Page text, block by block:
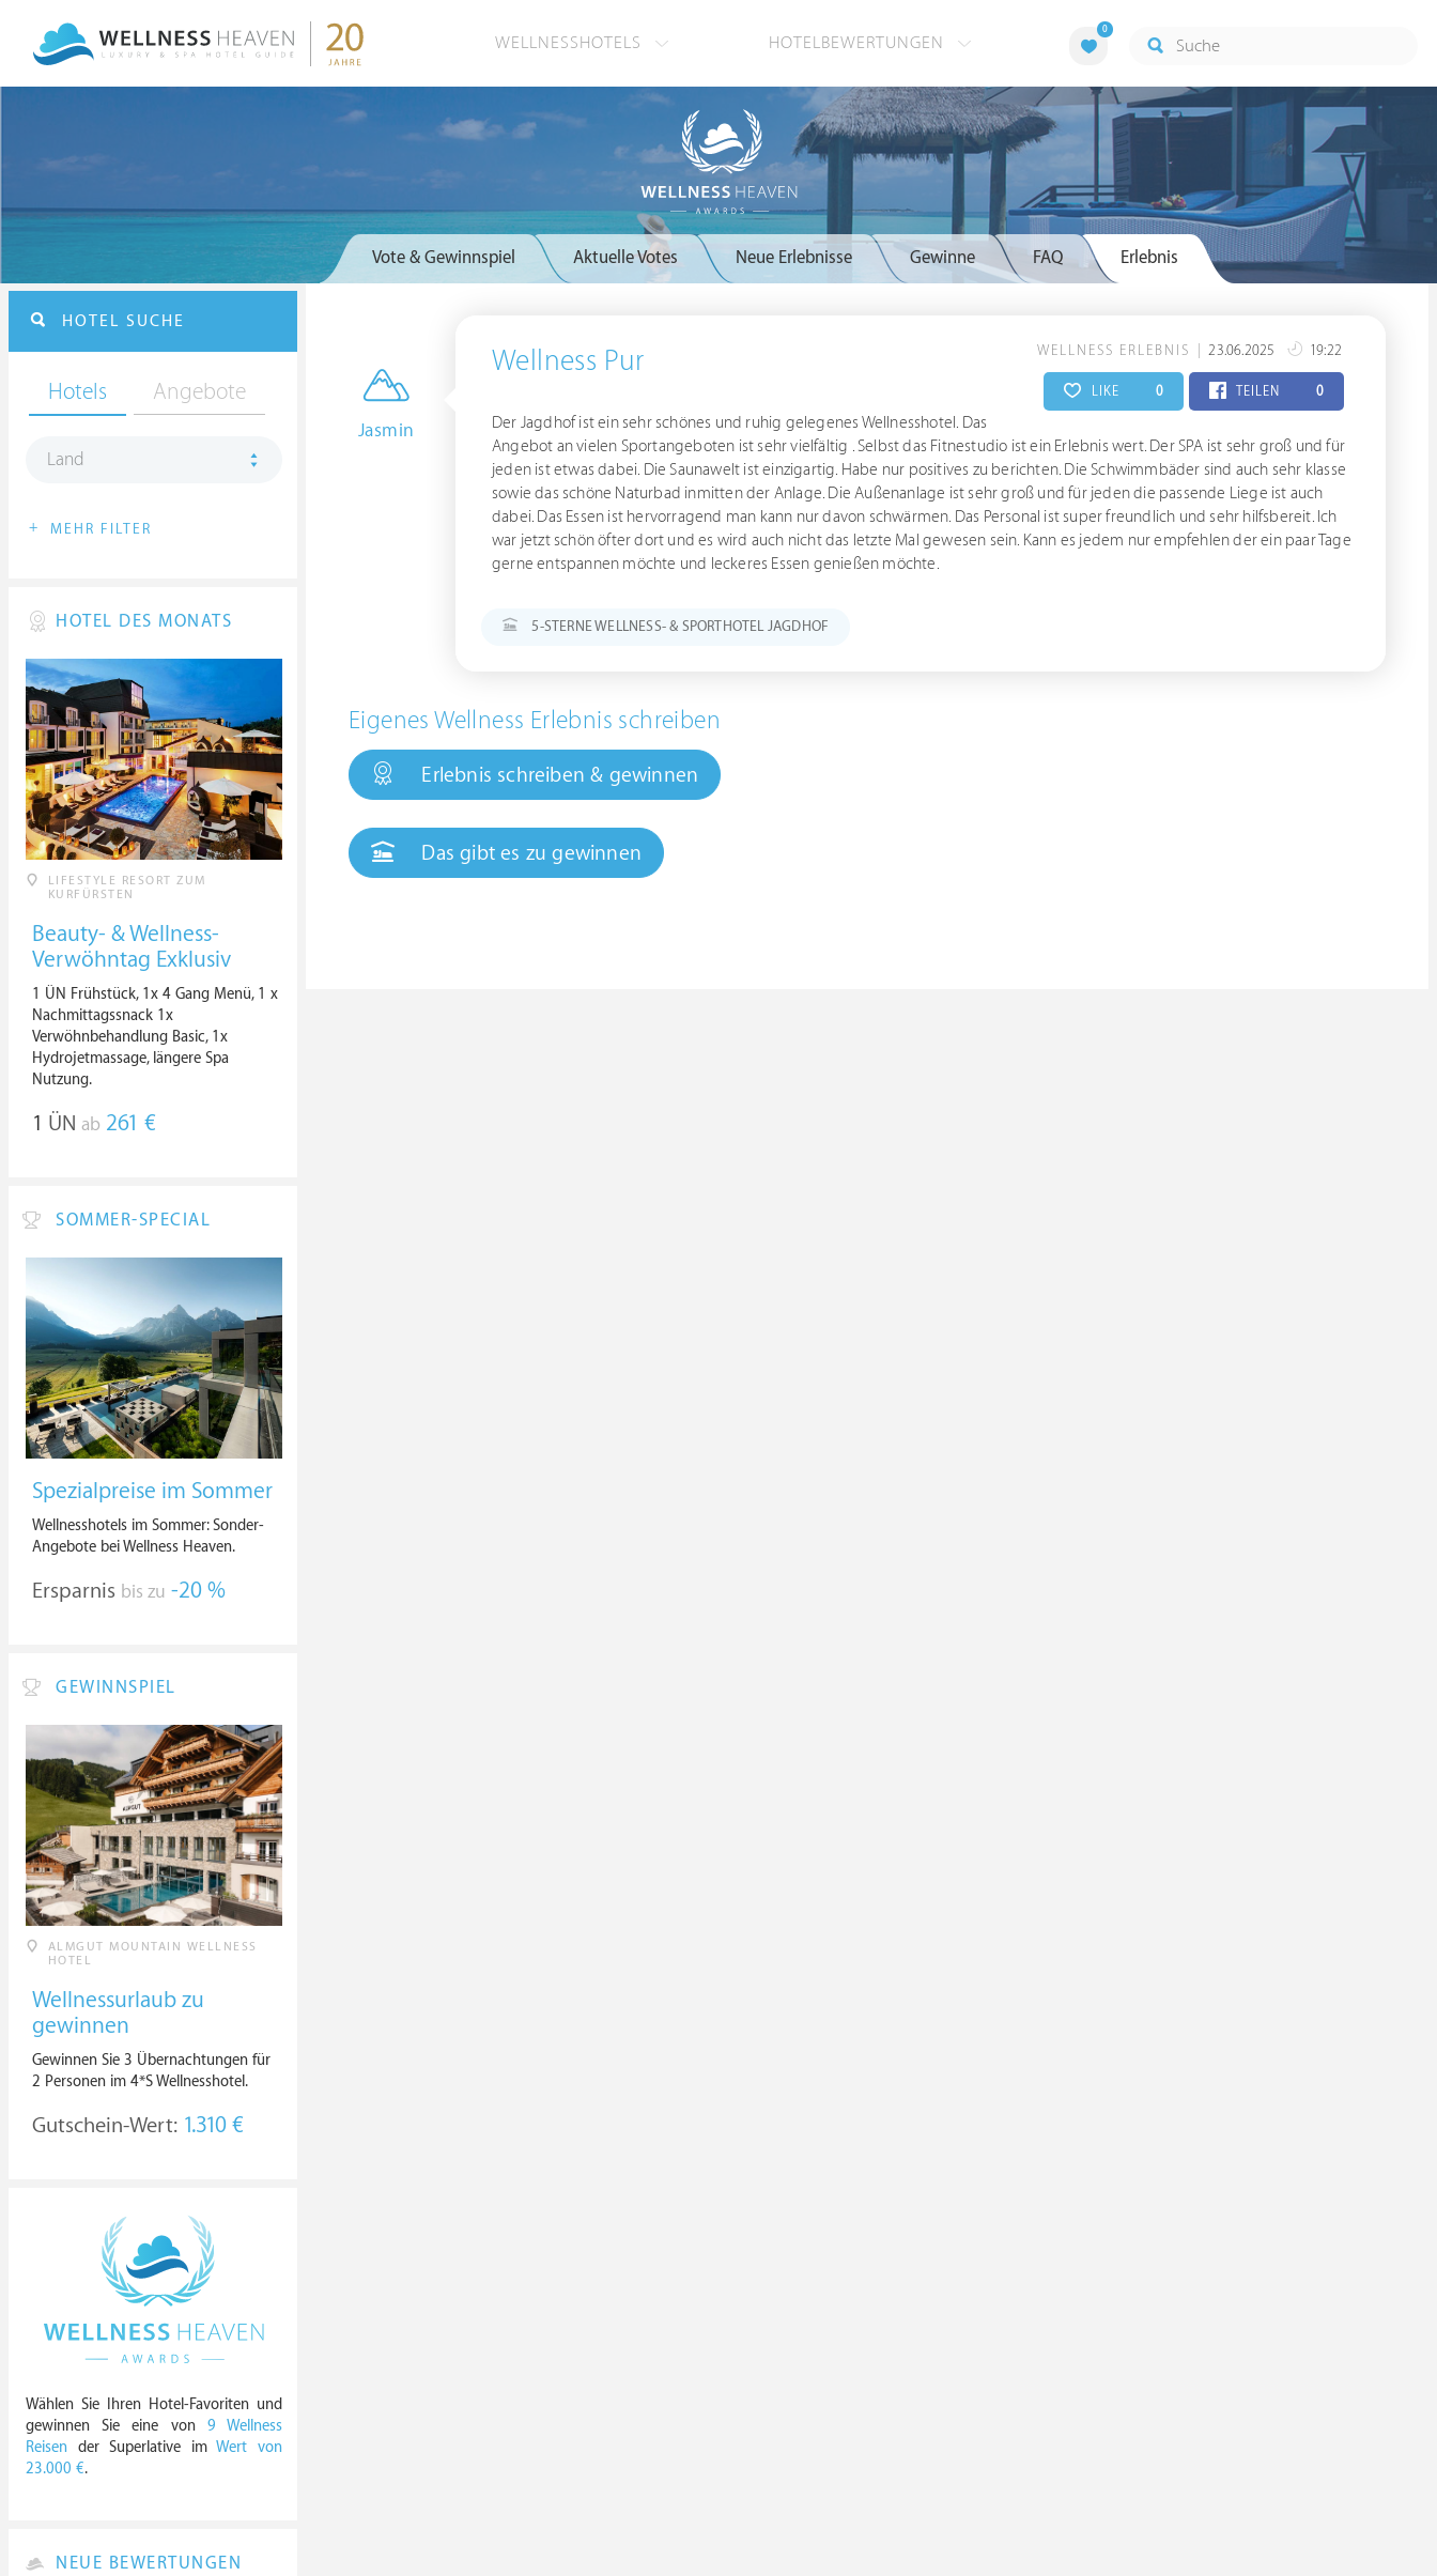
WELLNESSHOTELS HOTELBEWERTUNGEN
0
Vote & Gewinnspiel Aktuelle Votes Neue Erlebnisse Gewinne FAQ Erlebnis
Jasmin
WELLNESS ERLEBNIS 23.06.2025 19:22
LIKE 0 TEILEN 0
Wellness Pur
Der Jagdhof ist ein sehr schönes und ruhig gelegenes Wellnesshotel. Das
Angebot an vielen Sportangeboten ist sehr vielfältig . Selbst das Fitnestudio ist ein Erlebnis wert. Der SPA ist sehr groß und für
jeden ist etwas dabei. Die Saunawelt ist einzigartig. Habe nur positives zu berichten. Die Schwimmbäder sind auch sehr klasse
sowie das schöne Naturbad inmitten der Anlage. Die Außenanlage ist sehr groß und für jeden die passende Liege ist auch
dabei. Das Essen ist hervorragend man kann nur davon schwärmen. Das Personal ist super freundlich und sehr hilfsbereit. Ich
war jetzt schön öfter dort und es wird auch nicht das letzte Mal gewesen sein. Kann es jedem nur empfehlen der ein paar Tage
gerne entspannen möchte und leckeres Essen genießen möchte.
5-STERNE WELLNESS- & SPORTHOTEL JAGDHOF
Eigenes Wellness Erlebnis schreiben
Erlebnis schreiben & gewinnen
Das gibt es zu gewinnen
HOTEL SUCHE
Hotels Angebote
Land
+ MEHR FILTER
HOTEL DES MONATS
LIFESTYLE RESORT ZUM
KURFÜRSTEN
Beauty- & Wellness-
Verwöhntag Exklusiv
1 ÜN Frühstück, 1x 4 Gang Menü, 1 x
Nachmittagssnack 1x
Verwöhnbehandlung Basic, 1x
Hydrojetmassage, längere Spa
Nutzung.
1 ÜN ab 261 €
SOMMER-SPECIAL
Spezialpreise im Sommer
Wellnesshotels im Sommer: Sonder-
Angebote bei Wellness Heaven.
Ersparnis bis zu -20 %
GEWINNSPIEL
ALMGUT MOUNTAIN WELLNESS
HOTEL
Wellnessurlaub zu
gewinnen
Gewinnen Sie 3 Übernachtungen für
2 Personen im 4*S Wellnesshotel.
Gutschein-Wert: 1.310 €
Wählen Sie Ihren Hotel-Favoriten und
gewinnen Sie eine von 9 Wellness
Reisen der Superlative imWert von
23.000 €.
NEUE BEWERTUNGEN